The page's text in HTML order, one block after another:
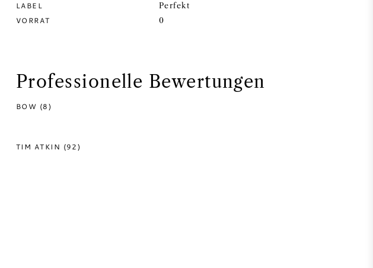
LABEL Perfekt
VORRAT 0
Professionelle Bewertungen
BOW (8)
TIM ATKIN (92)